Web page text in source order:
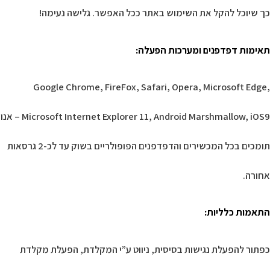
כך שיוכל להקל את השימוש באתר ככל האפשר. גלישה נעימה!
תאימות דפדפנים ומערכות הפעלה:
Google Chrome, FireFox, Safari, Opera, Microsoft Edge,
Microsoft Internet Explorer 11, Android Marshmallow, iOS9 – אנו
תומכים בכל המכשירים והדפדפנים הפופולריים בשוק עד לכ-2 גרסאות
אחורה.
התאמות כלליות:
כפתור להפעלת נגישות בסיסית, ניווט ע”י המקלדת, הפעלת מקלדת